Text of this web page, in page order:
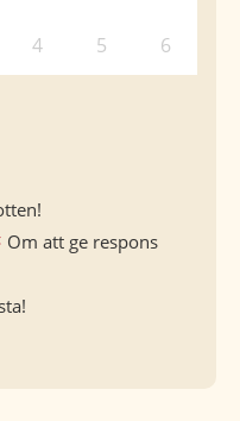
4 5 6
Om att ge respons